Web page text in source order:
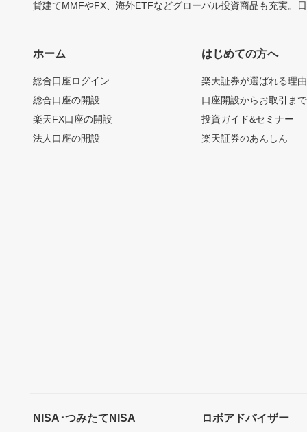
貨建てMMFやFX、海外ETFなどグローバル投資商品も充実。
ホーム
総合口座ログイン
総合口座の開設
楽天FX口座の開設
法人口座の開設
はじめての方へ
楽天証券が選ばれる理由
口座開設からお取引ま
投資ガイド&セミナー
楽天証券のあんしん
NISA･つみたてNISA ロボアドバイザー